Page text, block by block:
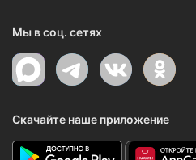
Мы в соц. сетях
Скачайте наше приложение